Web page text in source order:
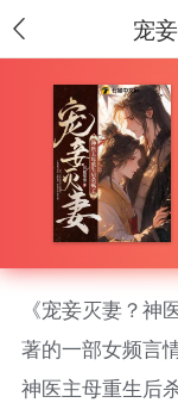
《宠妾灭妻？
著的一部女频言
神医主母重生后